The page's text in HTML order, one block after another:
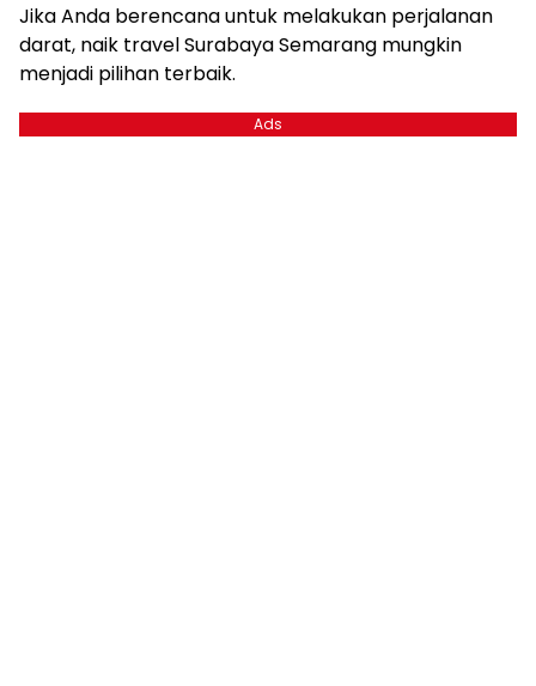
Jika Anda berencana untuk melakukan perjalanan
darat, naik travel Surabaya Semarang mungkin
menjadi pilihan terbaik.
Ads